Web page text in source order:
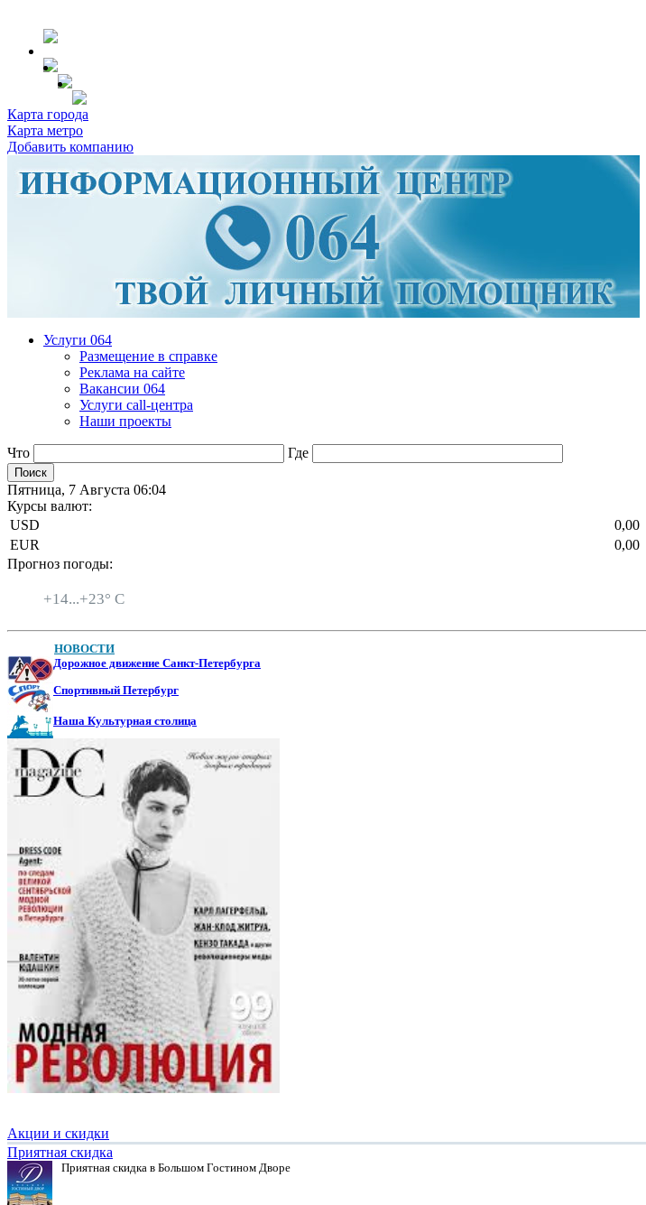
Карта города
Карта метро
Добавить компанию
Услуги 064
Размещение в справке
Реклама на сайте
Вакансии 064
Услуги call-центра
Наши проекты
Что Где
Пятница, 7 Августа 06:04
Курсы валют:
USD
0,00
EUR
0,00
Прогноз погоды:
+14...+23° C
НОВОСТИ
Дорожное движение Санкт-Петербурга
Спортивный Петербург
Наша Культурная столица
Акции и скидки
Приятная скидка
Приятная скидка в Большом Гостином Дворе